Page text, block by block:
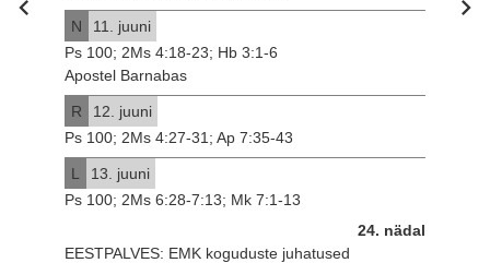
N
11. juuni
Ps 100; 2Ms 4:18-23; Hb 3:1-6
Apostel Barnabas
R
12. juuni
Ps 100; 2Ms 4:27-31; Ap 7:35-43
L
13. juuni
Ps 100; 2Ms 6:28-7:13; Mk 7:1-13
24. nädal
EESTPALVES: EMK koguduste juhatused